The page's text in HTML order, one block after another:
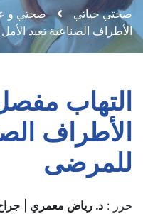
صحتي حياتي صحتي و
الأطراف الصناعية تعيد
التهاب مفصل
الأطراف
للمرضى
حرر : د. رياض معمري